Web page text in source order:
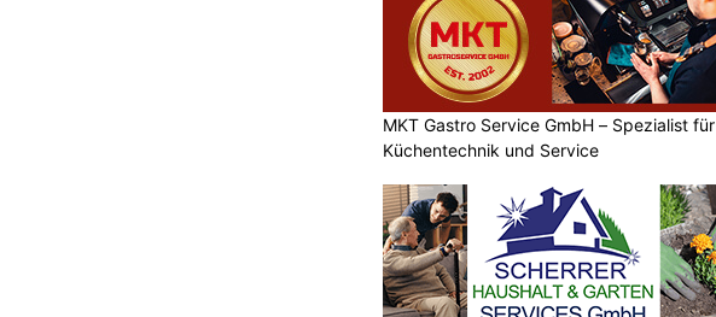
MKT Gastro Service GmbH – Spezialist für
Küchentechnik und Service